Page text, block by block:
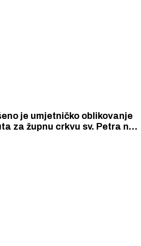
je umjetničko oblikovanje
za župnu crkvu sv. Petra na